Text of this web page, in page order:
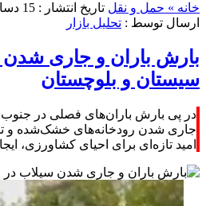
خانه » حمل و نقل تاریخ انتشار : 15 دسامبر 2025 - 1:04 |
ارسال توسط : تحلیل بازار
بارش باران و جاری
سیستان و بلوچستان
در پی بارش باران‌های فصلی در
جاری شدن رودخانه‌های خشک‌شده و
امید تازه‌ای برای احیای کشاورزی،